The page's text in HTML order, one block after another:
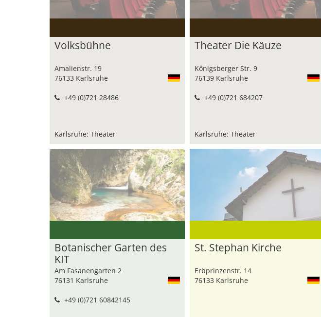
Volksbühne
Amalienstr. 19
76133 Karlsruhe
+49 (0)721 28486
Karlsruhe: Theater
Theater Die Käuze
Königsberger Str. 9
76139 Karlsruhe
+49 (0)721 684207
Karlsruhe: Theater
Botanischer Garten des
KIT
Am Fasanengarten 2
76131 Karlsruhe
+49 (0)721 60842145
St. Stephan Kirche
Erbprinzenstr. 14
76133 Karlsruhe